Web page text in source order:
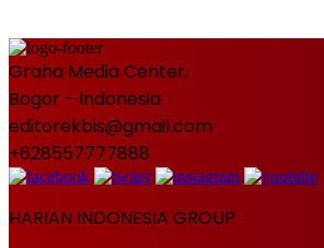
Graha Media Center,
Bogor - Indonesia
editorekbis@gmail.com
+628557777888
HARIAN INDONESIA GROUP